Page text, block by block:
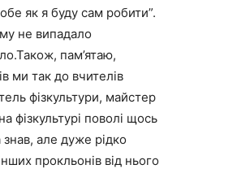
як я буду сам робити”.
не випадало
пам’ятаю,
ми так до вчителів
фізкультури, майстер
поволі щось
але дуже рідко
прокльонів від нього